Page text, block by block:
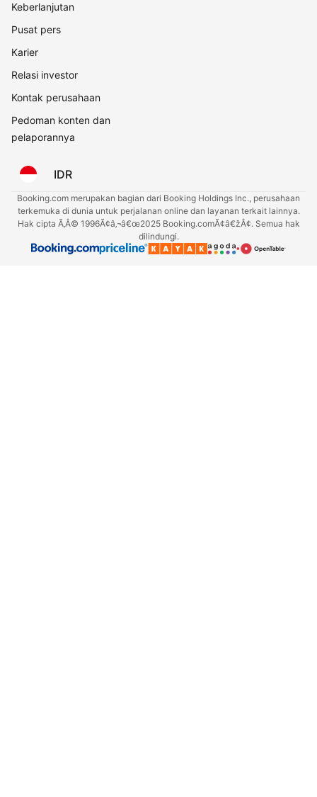
Keberlanjutan
Pusat pers
Karier
Relasi investor
Kontak perusahaan
Pedoman konten dan
pelaporannya
IDR
Booking.com merupakan bagian dari Booking Holdings Inc., perusahaan
terkemuka di dunia untuk perjalanan online dan layanan terkait lainnya.
Hak cipta Ã‚Â© 1996Ã¢â‚¬â€œ2025 Booking.comÃ¢â€žÂ¢. Semua hak
dilindungi.